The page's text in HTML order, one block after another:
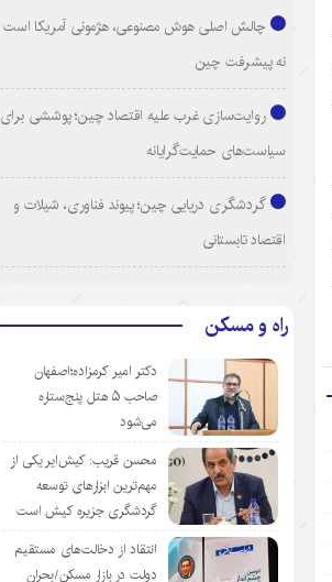
چالش اصلی هوش مصنوعی، هژمونی آمریکا است
نه پیشرفت چین
روایت‌سازی غرب علیه اقتصاد چین؛ پوششی برای
سیاست‌های حمایت‌گرایانه
گردشگری دریایی چین؛ پیوند فناوری، شیلات و
اقتصاد تابستانی
راه و مسکن
دکتر امیر کرمزاده؛اصفهان
صاحب ۵ هتل پنج‌ستاره
می‌شود
محسن قریب: کیش‌ایر یکی از
مهم‌ترین ابزارهای توسعه
گردشگری جزیره کیش است
انتقاد از دخالت‌های مستقیم
دولت در بازار مسکن/بحران